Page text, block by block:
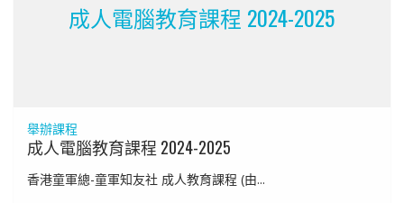
成人電腦教育課程 2024-2025
舉辦課程
成人電腦教育課程 2024-2025
香港童軍總-童軍知友社 成人教育課程 (由...